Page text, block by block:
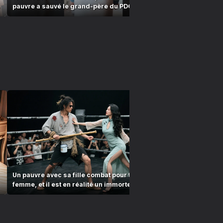
pauvre a sauvé le grand-père du PDG… Il l’a
épousée !
Un pauvre avec sa fille combat pour trouver une
femme, et il est en réalité un immortel invincible